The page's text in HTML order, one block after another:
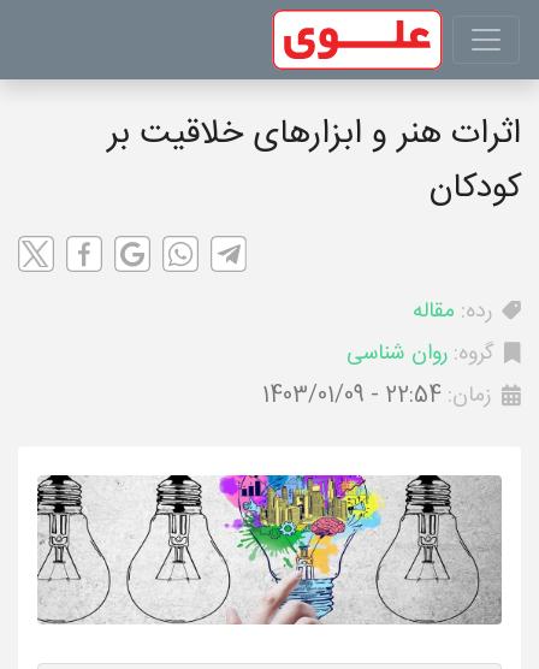
اثرات هنر و ابزارهای خلاقیت بر
کودکان
رده: مقاله
گروه: روان شناسی
زمان: 1403/01/09 - 22:54